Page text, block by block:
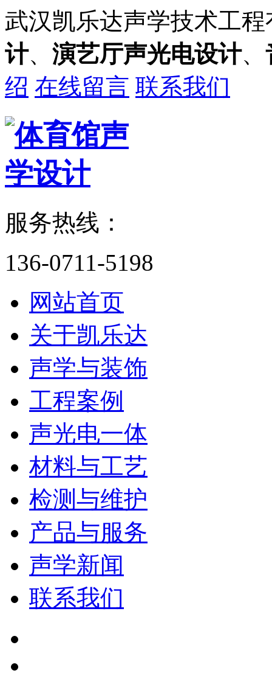
武汉凯乐达声学技术工
计、 演艺厅声光电设计、
绍 在线留言 联系我们
服务热线：
136-0711-5198
网站首页
关于凯乐达
声学与装饰
工程案例
声光电一体
材料与工艺
检测与维护
产品与服务
声学新闻
联系我们